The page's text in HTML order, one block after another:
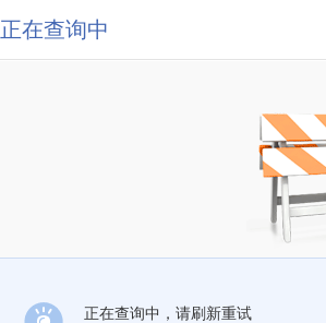
正在查询中
正在查询中，请刷新重试